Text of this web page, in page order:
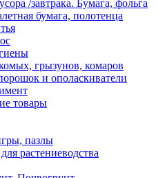
/завтрака. Бумага, фольга
бумага, полотенца
грызунов, комаров
и ополаскиватели
товары
пазлы
растениеводства